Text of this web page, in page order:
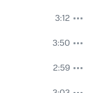
3:12
3:50
2:59